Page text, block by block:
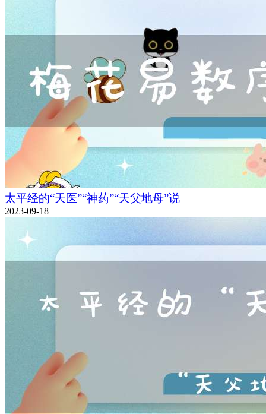
太平经的“天医”“神药”“天父地母”说
2023-09-18